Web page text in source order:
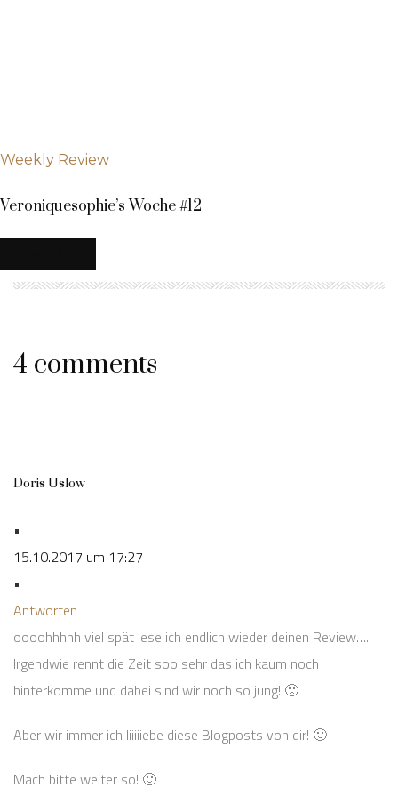
Weekly Review
Veroniquesophie’s Woche #12
4 comments
Doris Uslow
•
15.10.2017 um 17:27
•
Antworten
oooohhhhh viel spät lese ich endlich wieder deinen Review….
Irgendwie rennt die Zeit soo sehr das ich kaum noch
hinterkomme und dabei sind wir noch so jung! 🙁
Aber wir immer ich liiiiiebe diese Blogposts von dir! 🙂
Mach bitte weiter so! 🙂